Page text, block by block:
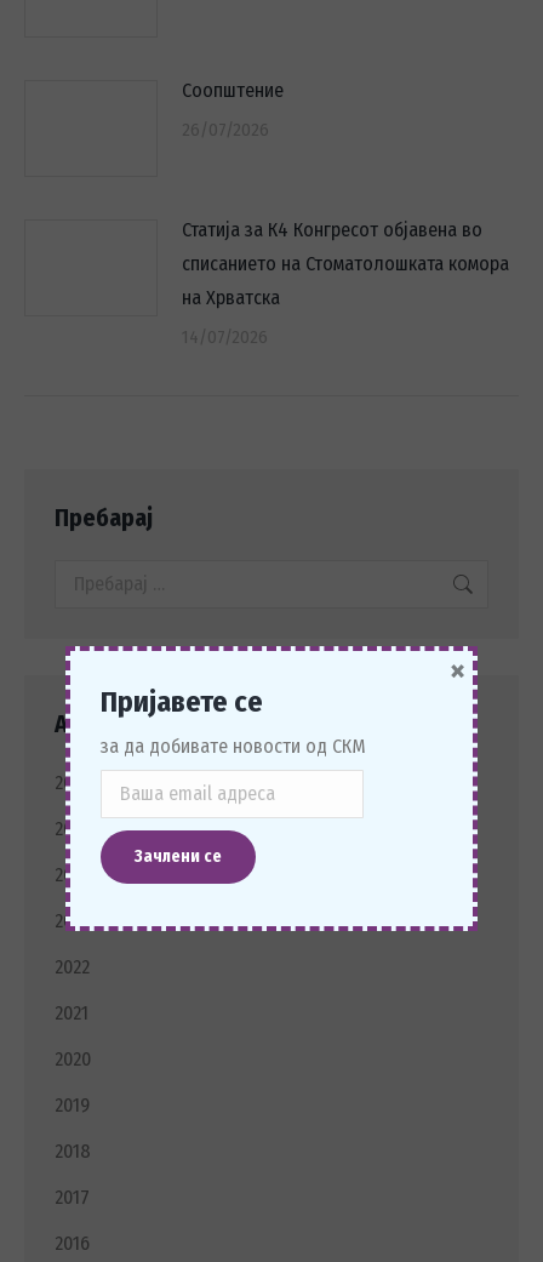
Соопштение
26/07/2026
Статија за К4 Конгресот објавена во
списанието на Стоматолошката комора
на Хрватска
14/07/2026
Пребарај
Архива Новости
2026
2025
2024
2023
2022
2021
2020
2019
2018
2017
2016
Пријавете се
за да добивате новости од СКМ
×